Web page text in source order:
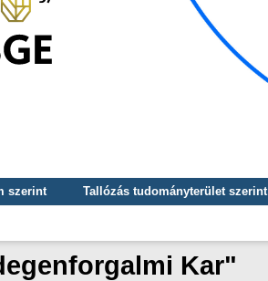
szerint
Tallózás tudományterület szerint
Kar"